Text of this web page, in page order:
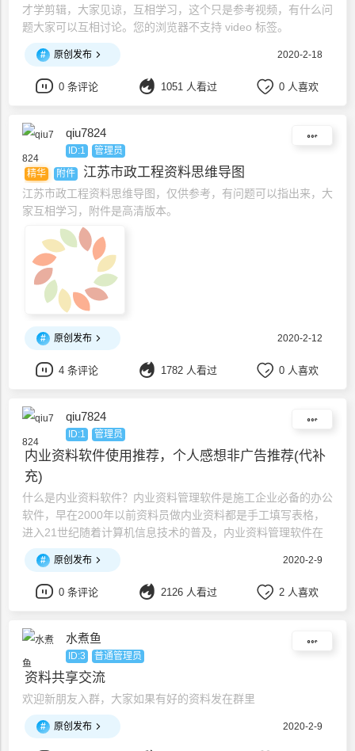
才学剪辑，大家见谅，互相学习，这个只是参考视频，有什么问
题大家可以互相讨论。您的浏览器不支持 video 标签。
# 原创发布 2020-2-18
0 条评论 1051 人看过 0 人喜欢
qiu7824
ID:1 管理员
精华 附件 江苏市政工程资料思维导图
江苏市政工程资料思维导图，仅供参考，有问题可以指出来，大
家互相学习，附件是高清版本。
# 原创发布 2020-2-12
4 条评论 1782 人看过 0 人喜欢
qiu7824
ID:1 管理员
内业资料软件使用推荐，个人感想非广告推荐(代补
充)
什么是内业资料软件？内业资料管理软件是施工企业必备的办公
软件，早在2000年以前资料员做内业资料都是手工填写表格，
进入21世纪随着计算机信息技术的普及，内业资料管理软件在
市场上出现，从而提高了资料员的工作效率。2003年中国建筑
工业出版社出版了内业资料表格统一范本，从些内业资料软件有
了统一依据标准，随后全国各省建设厅、建设工程质量监站又出
版了地方内业资料表格统一标准，俗称《XX省建筑工程资料管
# 原创发布 2020-2-9
0 条评论 2126 人看过 2 人喜欢
水煮鱼
ID:3 普通管理员
资料共享交流
欢迎新朋友入群，大家如果有好的资料发在群里
# 原创发布 2020-2-9